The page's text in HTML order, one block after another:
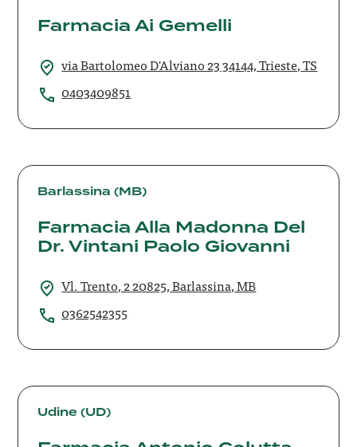
Farmacia Ai Gemelli
via Bartolomeo D'Alviano 23 34144, Trieste, TS
0403409851
Barlassina (MB)
Farmacia Alla Madonna Del
Dr. Vintani Paolo Giovanni
Vl. Trento, 2 20825, Barlassina, MB
0362542355
Farmacia
Alla
Del
Dr.
Paolo
Giovanni
Udine (UD)
Farmacia
Antonio